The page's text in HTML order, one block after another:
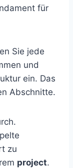
für
Sie jede
und
ein. Das
Abschnitte.
zu
project.